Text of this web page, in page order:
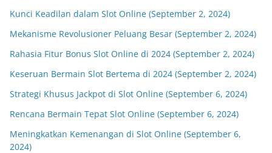
Kunci Keadilan dalam Slot Online (September 2, 2024)
Mekanisme Revolusioner Peluang Besar (September 2, 2024)
Rahasia Fitur Bonus Slot Online di 2024 (September 2, 2024)
Keseruan Bermain Slot Bertema di 2024 (September 2, 2024)
Strategi Khusus Jackpot di Slot Online (September 6, 2024)
Rencana Bermain Tepat Slot Online (September 6, 2024)
Meningkatkan Kemenangan di Slot Online (September 6,
2024)